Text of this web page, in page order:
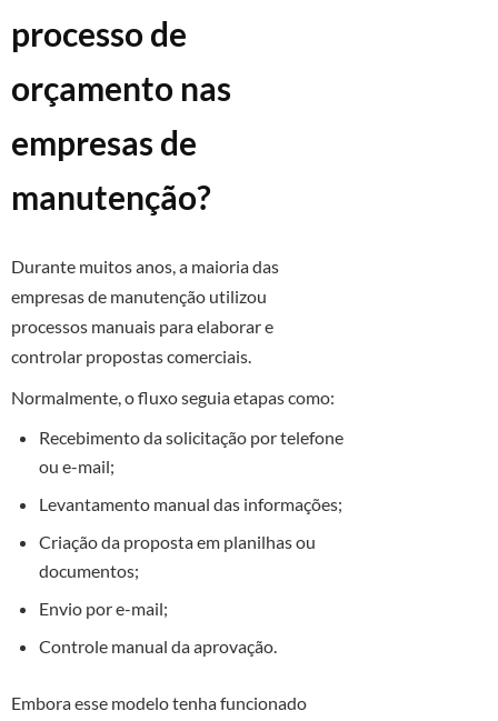
processo de
orçamento nas
empresas de
manutenção?
Durante muitos anos, a maioria das
empresas de manutenção utilizou
processos manuais para elaborar e
controlar propostas comerciais.
Normalmente, o fluxo seguia etapas como:
Recebimento da solicitação por telefone
ou e-mail;
Levantamento manual das informações;
Criação da proposta em planilhas ou
documentos;
Envio por e-mail;
Controle manual da aprovação.
Embora esse modelo tenha funcionado